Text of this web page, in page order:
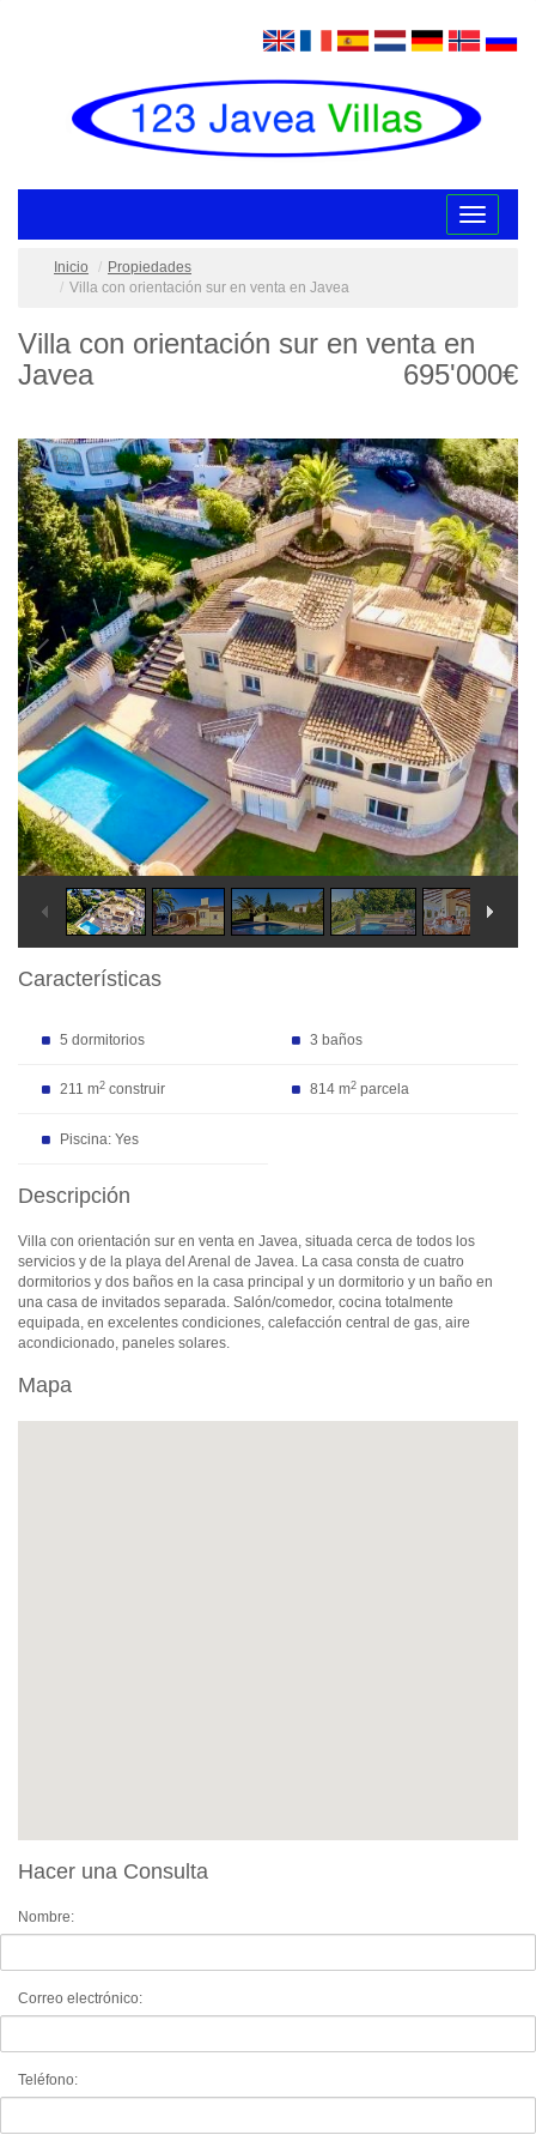
Toggle
Inicio
Propiedades
Villa con orientación sur en venta en Javea
Villa con orientación sur en venta en
Javea
695'000€
1/13
Características
5 dormitorios 3 baños
211 m2 construir 814 m2 parcela
Piscina: Yes
Descripción
Villa con orientación sur en venta en Javea, situada cerca de todos los
servicios y de la playa del Arenal de Javea. La casa consta de cuatro
dormitorios y dos baños en la casa principal y un dormitorio y un baño en
una casa de invitados separada. Salón/comedor, cocina totalmente
equipada, en excelentes condiciones, calefacción central de gas, aire
acondicionado, paneles solares.
Mapa
Hacer una Consulta
Nombre:
Correo electrónico:
Teléfono: